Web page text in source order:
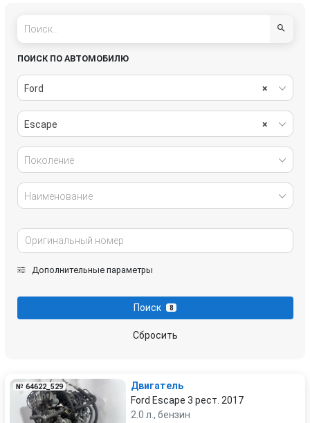
ПОИСК ПО АВТОМОБИЛЮ
×
Ford
×
Escape
Поколение
Наименование
Дополнительные параметры
Поиск 8
Сбросить
№ 64622_529
Двигатель
Ford Escape 3 рест. 2017
2.0 л., бензин